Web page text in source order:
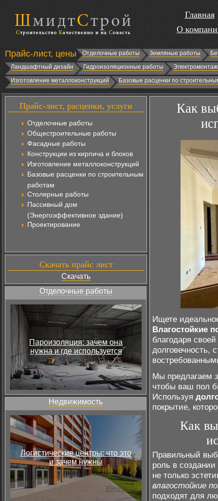
Главная
О
Прайс-лист, цены Отделочные работы Земляные работы
Ландшафтный дизайн
Гидроизоляционные работы
Изготовление металлоконструкций
Базовые расценки по
Прайс-лист, расценки, услуги
Отделочные работы
Общестроительные работы
Фасадные работы
Конструкции из кирпича и блоков
Изготовление металлоконструкций
Базовые расценки по строительным
работам
Столярные работы
Пассивный дом
(Энергоэффективное здание)
Проектирование
Скачать прайс лист
Скачать
Отделочные работы
Пароизоляция: зачем она
нужна и где используется
Недвижимость
Логистические центры: что это
и зачем нужны
Как
Ищете
Влагостойкие
благодаря
долговечность,
Мы предлагаем
чтобы ваш пол
Используя
покрытие,
Как
Правильный
роль в создании
не только
влагостойкие
подходят для